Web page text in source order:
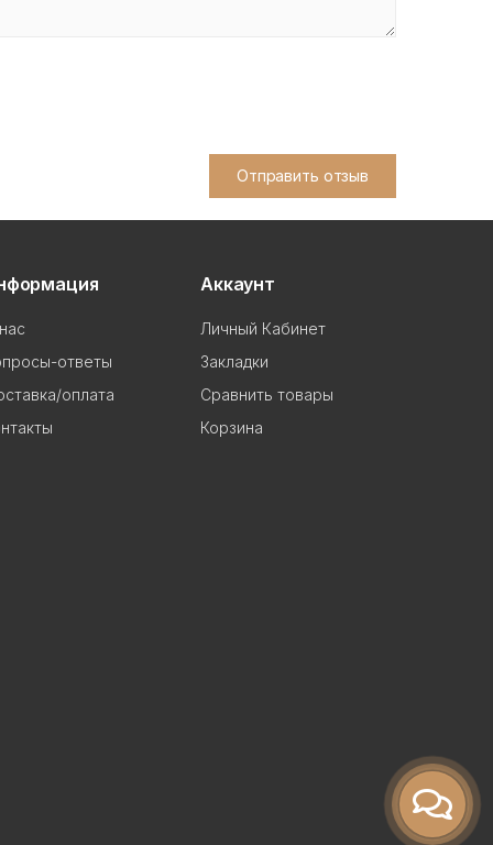
Отправить отзыв
ответы
оплата
Аккаунт
Личный Кабинет
Закладки
Сравнить товары
Корзина